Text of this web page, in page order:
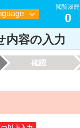
本語
閲覧履歴
0
内容の入力
確認